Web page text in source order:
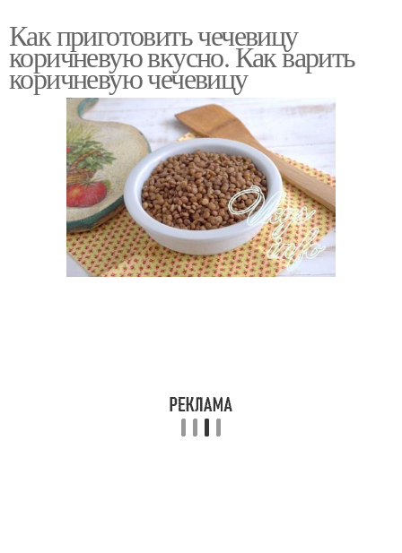
Как приготовить чечевицу
коричневую вкусно. Как варить
коричневую чечевицу